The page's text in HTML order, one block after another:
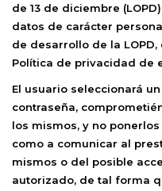
de 13 de diciembre
datos de carácter
de desarrollo de la
Política de privacidad de
El usuario seleccionará
contraseña,
los mismos, y no
como a comunicar al
mismos o del posible
autorizado, de tal forma